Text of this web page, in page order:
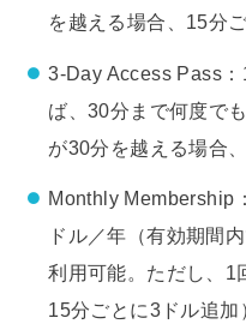
を越える場合、15分
3-Day Access Pass
ば、30分まで何度で
が30分を越える場合
Monthly Membership
ドル／年（有効期間
利用可能。ただし、1
15分ごとに3ドル追加